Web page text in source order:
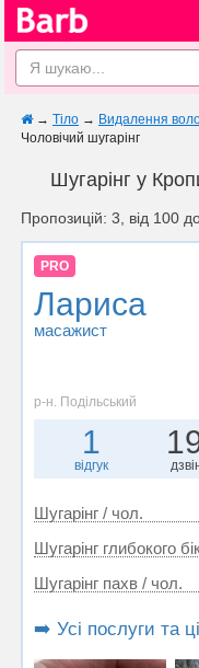
→ Тіло → Видалення
Чоловічий шугарінг
Шугарінг у
Пропозицій: 3, від 100
PRO
Лариса
масажист
р-н. Подільський
1
відгук
Шугарінг / чол.
Шугарінг глибокого
Шугарінг пахв / чол.
➡️ Усі послуги та